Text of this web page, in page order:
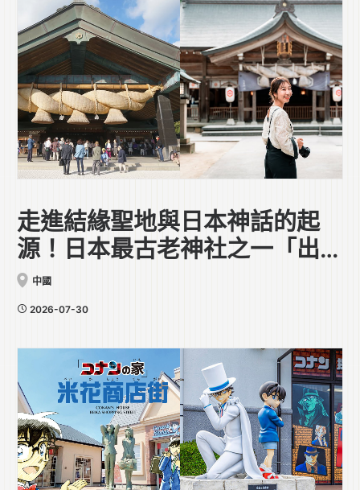
走進結緣聖地與日本神話的起
源！日本最古老神社之一「出雲
大社」
中國
2026-07-30